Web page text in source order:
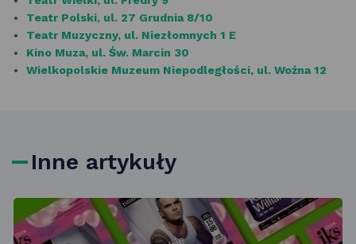
Teatr Polski, ul. 27 Grudnia 8/10
Teatr Muzyczny, ul. Niezłomnych 1 E
Kino Muza, ul. Św. Marcin 30
Wielkopolskie Muzeum Niepodległości, ul. Woźna 12
Inne artykuły